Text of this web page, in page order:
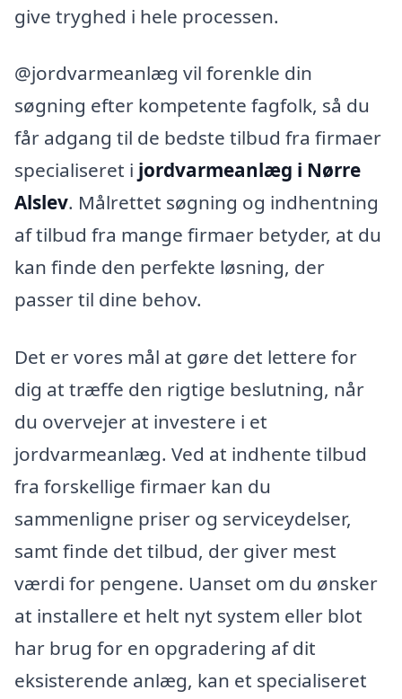
give tryghed i hele processen.
@jordvarmeanlæg vil forenkle din
søgning efter kompetente fagfolk, så du
får adgang til de bedste tilbud fra firmaer
specialiseret i jordvarmeanlæg i Nørre
Alslev. Målrettet søgning og indhentning
af tilbud fra mange firmaer betyder, at du
kan finde den perfekte løsning, der
passer til dine behov.
Det er vores mål at gøre det lettere for
dig at træffe den rigtige beslutning, når
du overvejer at investere i et
jordvarmeanlæg. Ved at indhente tilbud
fra forskellige firmaer kan du
sammenligne priser og serviceydelser,
samt finde det tilbud, der giver mest
værdi for pengene. Uanset om du ønsker
at installere et helt nyt system eller blot
har brug for en opgradering af dit
eksisterende anlæg, kan et specialiseret